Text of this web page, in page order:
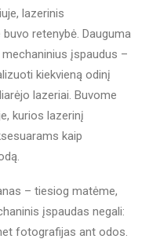
lazerinis
retenybė. Dauguma
įspaudus –
kiekvieną odinį
lazeriai. Buvome
kurios lazerinį
kaip
– tiesiog matėme,
įspaudas negali:
fotografijas ant odos.